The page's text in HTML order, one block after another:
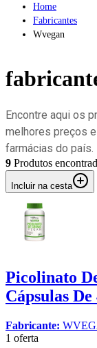
Home
Fabricantes
Wvegan
Encontre aqui os
melhores preços
farmácias do país.
9 Produtos
Incluir na cesta
Picolinato
Cápsulas
Fabricante:
1 oferta